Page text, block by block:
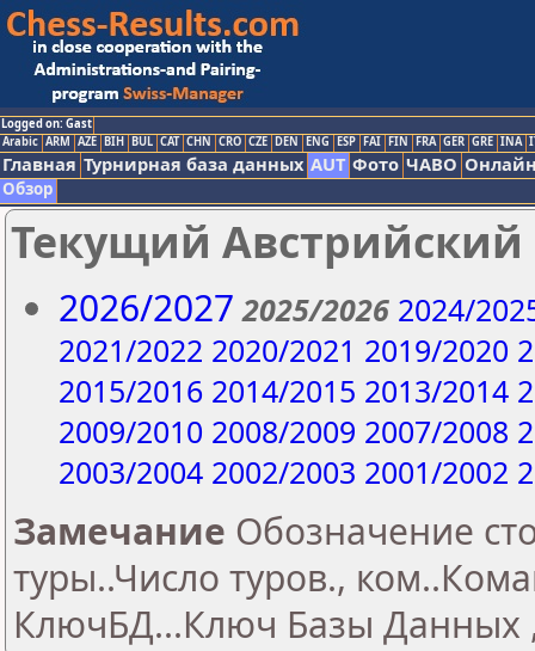
Logged on: Gast
Arabic ARM AZE BIH BUL CAT CHN CRO CZE DEN ENG ESP FAI FIN FRA GER GRE INA
Главная Турнирная база данных AUT Фото ЧАВО
Обзор
Текущий
2026/2027 2025/2026 2024/
2021/2022 2020/2021 2019/2020
2015/2016 2014/2015 2013/2014
2009/2010 2008/2009 2007/2008
2003/2004 2002/2003 2001/2002
Замечание Обозначение
туры..Число туров.,
КлючБД...Ключ Базы Данных